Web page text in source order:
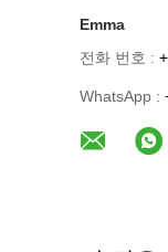
Emma
전화 번호 :
WhatsApp :